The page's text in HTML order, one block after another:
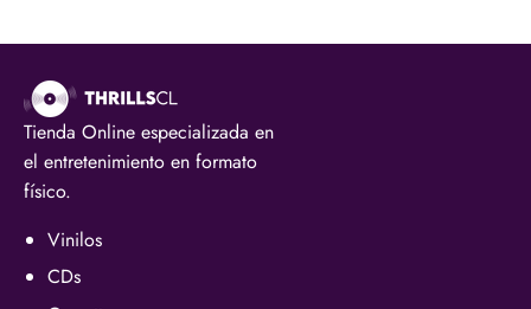
Tienda Online especializada en
el entretenimiento en formato
físico.
Vinilos
CDs